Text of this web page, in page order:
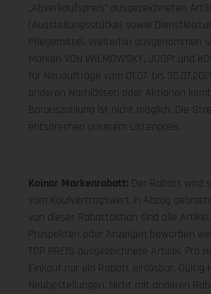
„Abverkaufspreis" ausgezeichneten
(Ausstellungsstücke) sowie
Pflegemittel. Weiterhin ausgenommen
Marken VON WILMOWSKY, JOOP! und
für Neuaufträge vom 01.07. bis
anderen Nachlässen oder Aktionen
Barauszahlung ist nicht möglich. Die
entsprechen unserem Listenpreis.
Koinor Markenrabatt: Der Rabatt wird
vom Kaufvertragswert in Abzug
von dieser Rabattaktion sind alle
Prospekten oder Anzeigen beworben
TOP PREIS ausgezeichnete Artikel. Pro
Einkauf nur ein Rabatt einlösbar. Gültig
Neubestellungen. Nicht mit anderen